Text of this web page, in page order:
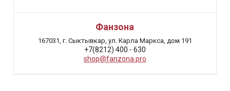
Фанзона
167031, г. Сыктывкар, ул. Карла Маркса, дом 191
+7(8212) 400 - 630
shop@fanzona.pro